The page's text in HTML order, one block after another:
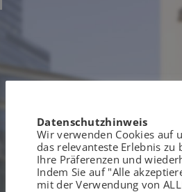
Datenschutzhinweis
Wir verwenden Cookies auf
das relevanteste Erlebnis
Ihre Präferenzen und
Indem Sie auf "Alle
mit der Verwendung von